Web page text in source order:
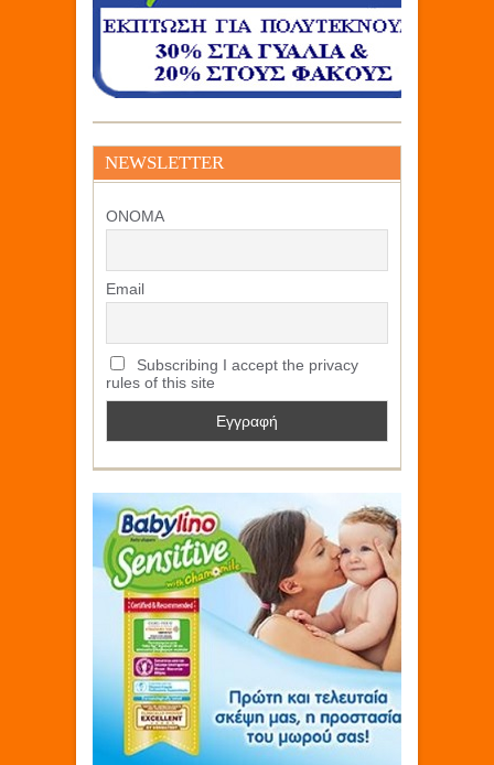
NEWSLETTER
ΟΝΟΜΑ
Email
Subscribing I accept the privacy
rules of this site